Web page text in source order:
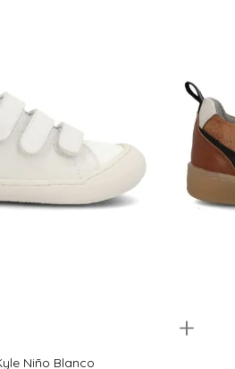
Niño Blanco
Quickview